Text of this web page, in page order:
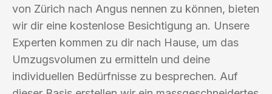
von Zürich nach Angus nennen zu können, bieten
wir dir eine kostenlose Besichtigung an. Unsere
Experten kommen zu dir nach Hause, um das
Umzugsvolumen zu ermitteln und deine
individuellen Bedürfnisse zu besprechen. Auf